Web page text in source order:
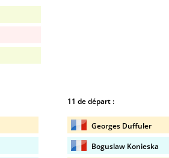
11 de départ :
Georges Duffuler
Boguslaw Konieska